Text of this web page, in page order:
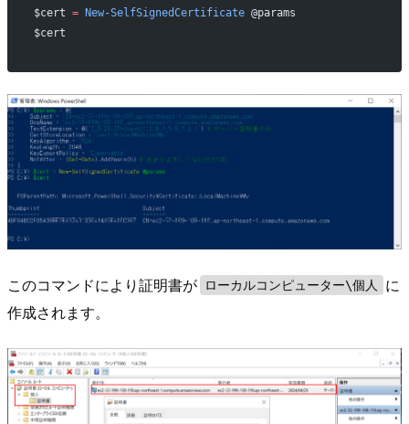
$cert = New-SelfSignedCertificate @params
$cert
このコマンドにより証明書が ローカルコンピューター\個人
に
作成されます。